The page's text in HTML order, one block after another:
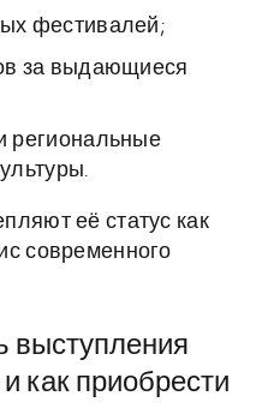
фестивалей;
за выдающиеся
региональные
её статус как
современного
выступления
как приобрести